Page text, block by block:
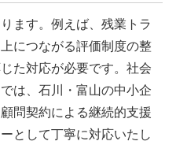
ます。例えば、残業トラ
につながる評価制度の整
た対応が必要です。社会
は、石川・富山の中小企
問契約による継続的支援
として丁寧に対応いたし